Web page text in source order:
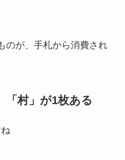
のが、手札から消費され
「村」が1枚ある